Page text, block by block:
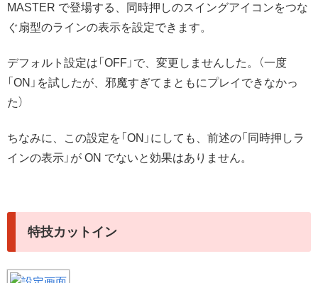
MASTER で登場する、同時押しのスイングアイコンをつな
ぐ扇型のラインの表示を設定できます。
デフォルト設定は「OFF」で、変更しませんした。（一度
「ON」を試したが、邪魔すぎてまともにプレイできなかっ
た）
ちなみに、この設定を「ON」にしても、前述の「同時押しラ
インの表示」が ON でないと効果はありません。
特技カットイン